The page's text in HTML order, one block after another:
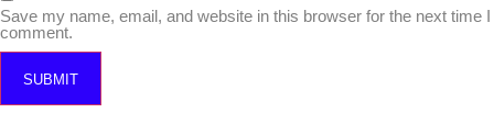
Save my name, email, and website in this browser for the next time I
comment.